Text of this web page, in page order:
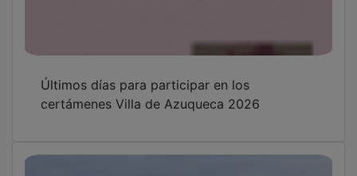
Últimos días para participar en los
certámenes Villa de Azuqueca 2026